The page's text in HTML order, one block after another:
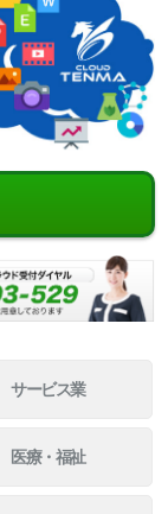
サービス業
医療・福祉